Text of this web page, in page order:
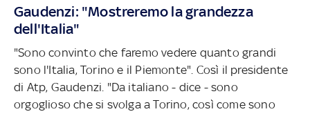
Gaudenzi: "Mostreremo la grandezza
dell'Italia"
"Sono convinto che faremo vedere quanto grandi
sono l'Italia, Torino e il Piemonte". Così il presidente
di Atp, Gaudenzi. "Da italiano - dice - sono
orgoglioso che si svolga a Torino, così come sono